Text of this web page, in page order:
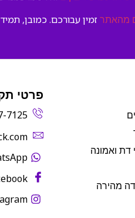
מהאתר זמין עבורכם. כמובן,
דת ואמונה
מהירה
פרטי
7125